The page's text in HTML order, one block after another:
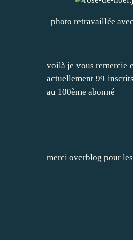
photo retravaillée
voilà je vous remercie
actuellement 99
au 100ème abonné
merci overblog pour